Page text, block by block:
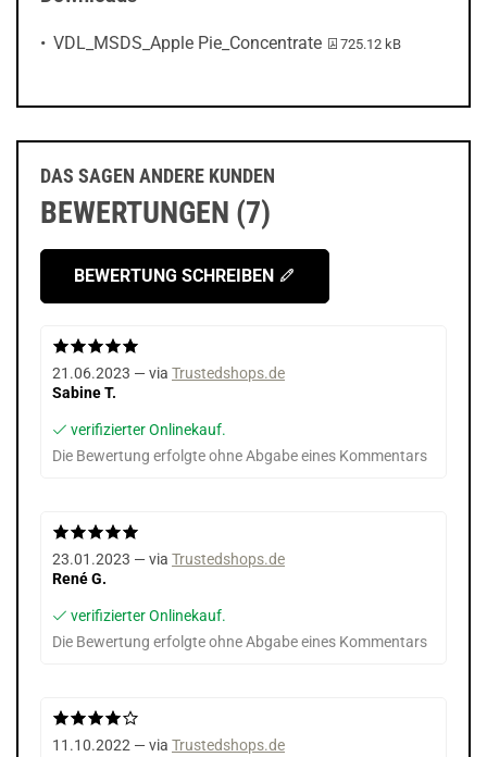
VDL_MSDS_Apple Pie_Concentrate PDF-Datei:
725.12 kB
DAS SAGEN ANDERE KUNDEN
BEWERTUNGEN (7)
BEWERTUNG SCHREIBEN
21.06.2023 — via Trustedshops.de
Sabine T.
verifizierter Onlinekauf.
Die Bewertung erfolgte ohne Abgabe eines Kommentars
23.01.2023 — via Trustedshops.de
René G.
verifizierter Onlinekauf.
Die Bewertung erfolgte ohne Abgabe eines Kommentars
11.10.2022 — via Trustedshops.de